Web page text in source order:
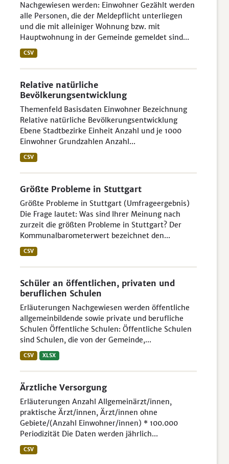
Nachgewiesen werden: Einwohner Gezählt werden
alle Personen, die der Meldepflicht unterliegen
und die mit alleiniger Wohnung bzw. mit
Hauptwohnung in der Gemeinde gemeldet sind...
CSV
Relative natürliche
Bevölkerungsentwicklung
Themenfeld Basisdaten Einwohner Bezeichnung
Relative natürliche Bevölkerungsentwicklung
Ebene Stadtbezirke Einheit Anzahl und je 1000
Einwohner Grundzahlen Anzahl...
CSV
Größte Probleme in Stuttgart
Größte Probleme in Stuttgart (Umfrageergebnis)
Die Frage lautet: Was sind Ihrer Meinung nach
zurzeit die größten Probleme in Stuttgart? Der
Kommunalbarometerwert bezeichnet den...
CSV
Schüler an öffentlichen, privaten und
beruflichen Schulen
Erläuterungen Nachgewiesen werden öffentliche
allgemeinbildende sowie private und berufliche
Schulen Öffentliche Schulen: Öffentliche Schulen
sind Schulen, die von der Gemeinde,...
CSV XLSX
Ärztliche Versorgung
Erläuterungen Anzahl Allgemeinärzt/innen,
praktische Ärzt/innen, Ärzt/innen ohne
Gebiete/(Anzahl Einwohner/innen) * 100.000
Periodizität Die Daten werden jährlich...
CSV